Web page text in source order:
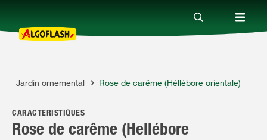
Nos produits
Conseils
Jardin ornemental Rose de carême (Héllébore orientale)
CARACTÉRISTIQUES
Rose de carême (Hellébore